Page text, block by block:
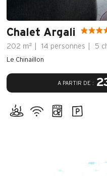
Chalet Argali
202 m² 14 personnes 5
A PARTIR DE :
Le Chinaillon